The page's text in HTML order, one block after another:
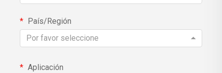
País/Región
Por favor seleccione
Aplicación